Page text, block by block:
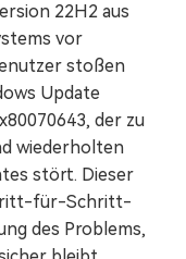
22H2 aus
vor
stoßen
Update
der zu
wiederholten
stört. Dieser
für-Schritt-
des Problems,